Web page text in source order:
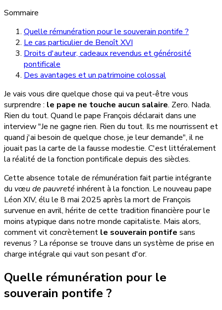
Sommaire
Quelle rémunération pour le souverain pontife ?
Le cas particulier de Benoît XVI
Droits d'auteur, cadeaux revendus et générosité
pontificale
Des avantages et un patrimoine colossal
Je vais vous dire quelque chose qui va peut-être vous
surprendre : le pape ne touche aucun salaire. Zero. Nada.
Rien du tout. Quand le pape François déclarait dans une
interview "Je ne gagne rien. Rien du tout. Ils me nourrissent et
quand j'ai besoin de quelque chose, je leur demande", il ne
jouait pas la carte de la fausse modestie. C'est littéralement
la réalité de la fonction pontificale depuis des siècles.
Cette absence totale de rémunération fait partie intégrante
du vœu de pauvreté inhérent à la fonction. Le nouveau pape
Léon XIV, élu le 8 mai 2025 après la mort de François
survenue en avril, hérite de cette tradition financière pour le
moins atypique dans notre monde capitaliste. Mais alors,
comment vit concrètement le souverain pontife sans
revenus ? La réponse se trouve dans un système de prise en
charge intégrale qui vaut son pesant d'or.
Quelle rémunération pour le
souverain pontife ?